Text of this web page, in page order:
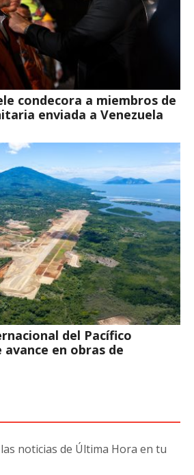
condecora a miembros de
enviada a Venezuela
del Pacífico
en obras de
noticias de Última Hora en tu